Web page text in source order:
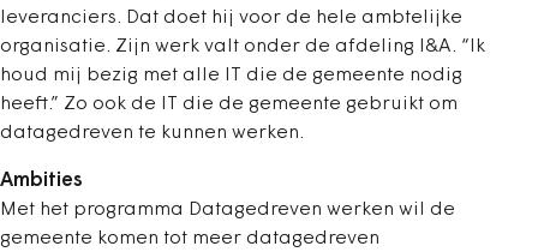
leveranciers. Dat doet hij voor de hele ambtelijke
organisatie. Zijn werk valt onder de afdeling I&A. “Ik
houd mij bezig met alle IT die de gemeente nodig
heeft.” Zo ook de IT die de gemeente gebruikt om
datagedreven te kunnen werken.
Ambities
Met het programma Datagedreven werken wil de
gemeente komen tot meer datagedreven